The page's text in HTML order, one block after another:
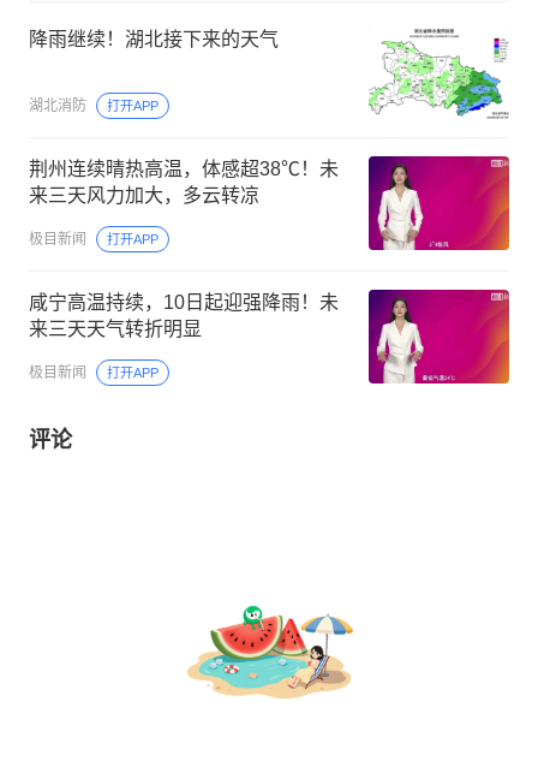
降雨继续！湖北接下来的天气
湖北消防 打开APP
荆州连续晴热高温，体感超38℃！未
来三天风力加大，多云转凉
极目新闻 打开APP
咸宁高温持续，10日起迎强降雨！未
来三天天气转折明显
极目新闻 打开APP
评论